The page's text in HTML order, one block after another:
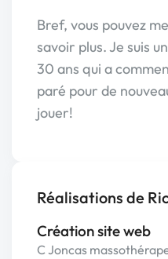
Bref, vous pouvez
savoir plus. Je suis
30 ans qui a
paré pour de
jouer!
Réalisations de
Création site web
C Joncas